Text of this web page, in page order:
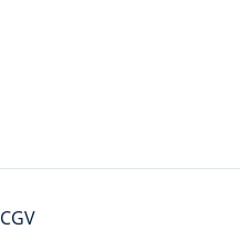
CGV